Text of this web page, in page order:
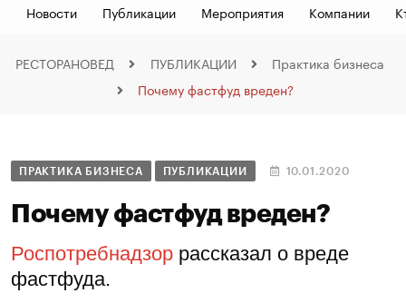
Новости Публикации Мероприятия Компании
РЕСТОРАНОВЕД ПУБЛИКАЦИИ
Практика бизнеса
Почему фастфуд вреден?
ПРАКТИКА БИЗНЕСА ПУБЛИКАЦИИ 10.01.2020
Почему фастфуд вреден?
Роспотребнадзор рассказал о вреде
фастфуда.